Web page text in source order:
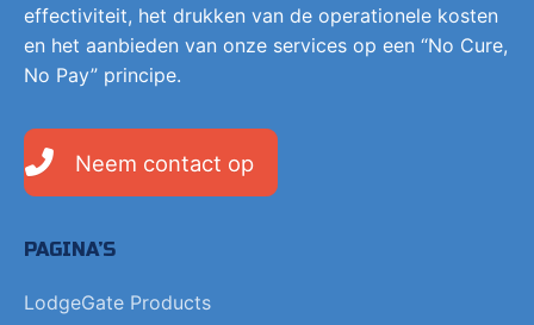
effectiviteit, het drukken van de operationele kosten
en het aanbieden van onze services op een “No Cure,
No Pay” principe.
Neem contact op
PAGINA’S
LodgeGate Products